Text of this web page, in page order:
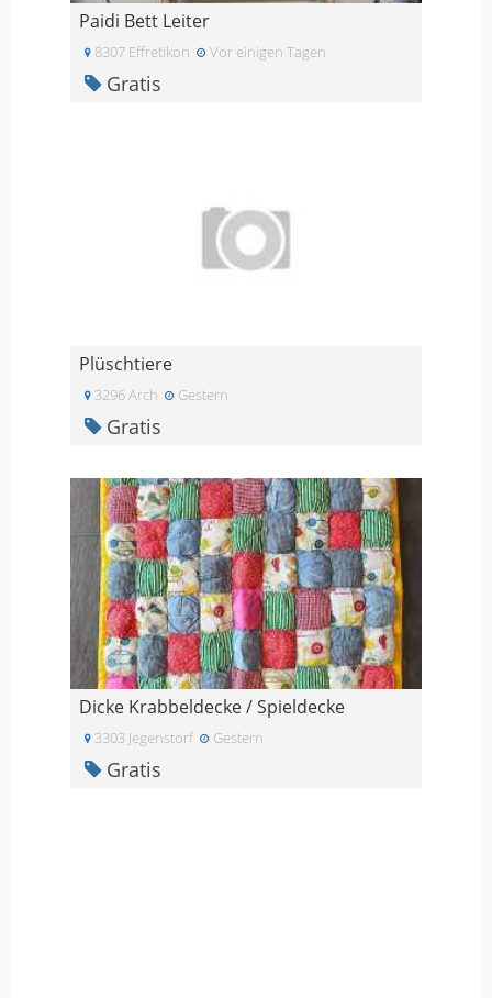
Paidi Bett Leiter
8307 Effretikon Vor einigen Tagen
Gratis
Plüschtiere
3296 Arch Gestern
Gratis
Dicke Krabbeldecke / Spieldecke
3303 Jegenstorf Gestern
Gratis